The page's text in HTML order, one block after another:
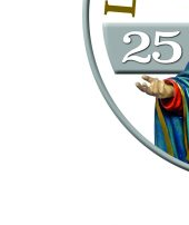
de la importancia de
acción pastoral. La
sino el inicio de una
mensaje de
un reflejo del amor
En el corazón de la
deseo de llevar la